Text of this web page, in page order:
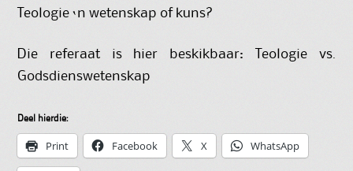
Teologie ‘n wetenskap of kuns?
Die referaat is hier beskikbaar:
Teologie vs.
Godsdienswetenskap
Deel hierdie:
Print Facebook X WhatsApp